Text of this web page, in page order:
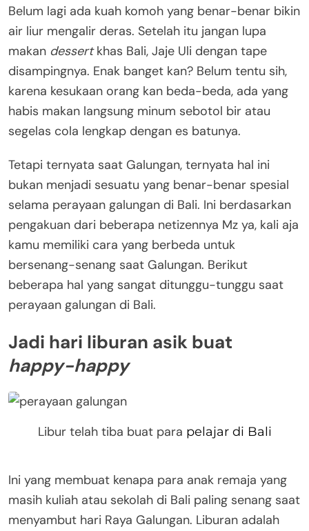
Belum lagi ada kuah komoh yang benar-benar bikin
air liur mengalir deras. Setelah itu jangan lupa
makan dessertkhas Bali, Jaje Uli dengan tape
disampingnya. Enak banget kan? Belum tentu sih,
karena kesukaan orang kan beda-beda, ada yang
habis makan langsung minum sebotol bir atau
segelas cola lengkap dengan es batunya.
Tetapi ternyata saat Galungan, ternyata hal ini
bukan menjadi sesuatu yang benar-benar spesial
selama perayaan galungan di Bali. Ini berdasarkan
pengakuan dari beberapa netizennya Mz ya, kali aja
kamu memiliki cara yang berbeda untuk
bersenang-senang saat Galungan. Berikut
beberapa hal yang sangat ditunggu-tunggu saat
perayaan galungan di Bali.
Jadi hari liburan asik buat
happy-happy
Libur telah tiba buat para pelajar di Bali
Ini yang membuat kenapa para anak remaja yang
masih kuliah atau sekolah di Bali paling senang saat
menyambut hari Raya Galungan. Liburan adalah